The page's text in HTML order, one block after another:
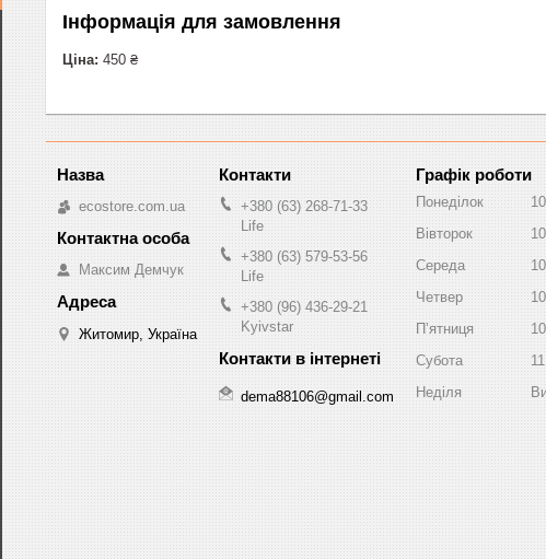
Інформація для замовлення
Ціна: 450 ₴
ecostore.com.ua
Максим Демчук
Житомир, Україна
+380 (63) 268-71-33
Life
+380 (63) 579-53-56
Life
+380 (96) 436-29-21
Kyivstar
dema88106@gmail.com
Графік роботи
Понеділок
Вівторок
Середа
Четвер
Пʼятниця
Субота
Неділя